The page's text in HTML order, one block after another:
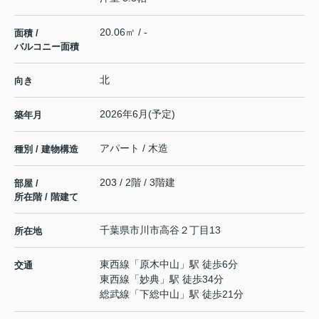
面積 /
バルコニー面積
20.06㎡ / -
向き 北
築年月 2026年6月(予定)
種別 / 建物構造 アパート / 木造
部屋 /
所在階 / 階建て
203 / 2階 / 3階建
所在地 千葉県市川市高谷 ２丁目13
交通 東西線 「 原木中山 」駅 徒歩6分
東西線 「妙典 」駅 徒歩34分
総武線 「下総中山 」駅 徒歩21分